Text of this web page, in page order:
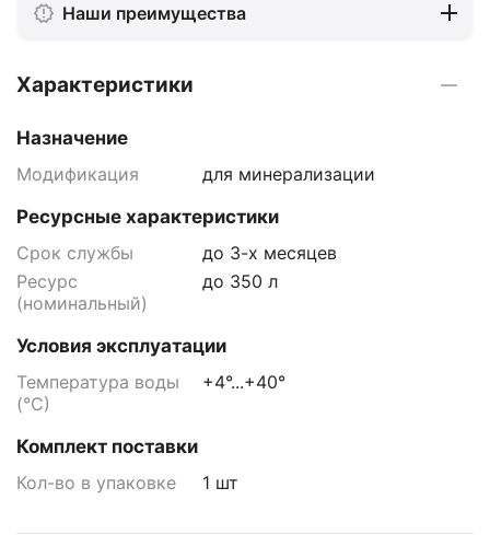
Наши преимущества
Характеристики
Назначение
Модификация
для минерализации
Ресурсные характеристики
Срок службы
до 3-х месяцев
Ресурс
(номинальный)
до 350 л
Условия эксплуатации
Температура воды
(°С)
+4°...+40°
Комплект поставки
Кол-во в упаковке
1 шт